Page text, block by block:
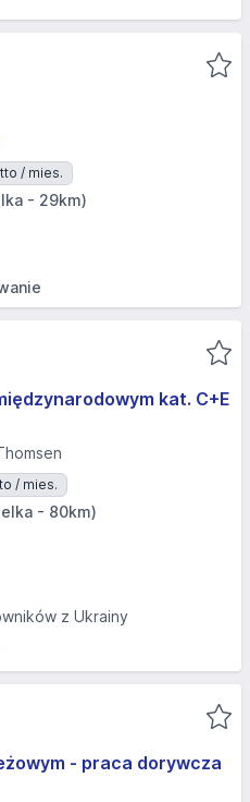
/ mies.
- 29km)
kat. C+E
/ mies.
- 80km)
z Ukrainy
- praca dorywcza